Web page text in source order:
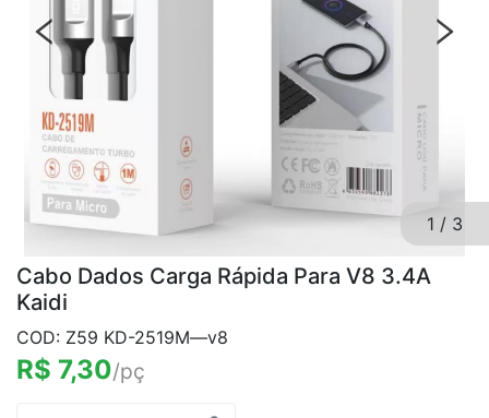
1 / 3
Cabo Dados Carga Rápida Para V8 3.4A
Kaidi
COD: Z59 KD-2519M—v8
R$ 7,30/pç